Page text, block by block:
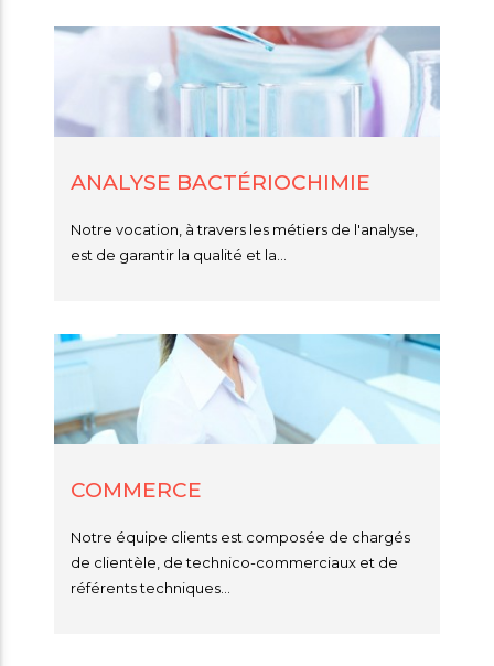
ANALYSE BACTÉRIOCHIMIE
Notre vocation, à travers les métiers de l'analyse,
est de garantir la qualité et la...
COMMERCE
Notre équipe clients est composée de chargés
de clientèle, de technico-commerciaux et de
référents techniques...